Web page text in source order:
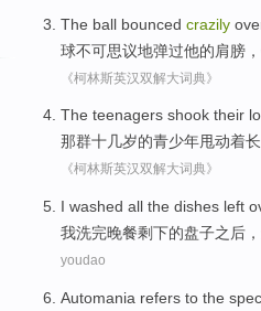
The ball bounced crazily
球不可思议地弹过他的肩膀
《柯林斯英汉双解大词典》
The teenagers shook their
那群十几岁的青少年甩动着
《柯林斯英汉双解大词典》
I washed all the dishes left
我洗完晚餐剩下的盘子之后，
youdao
Automania refers to the